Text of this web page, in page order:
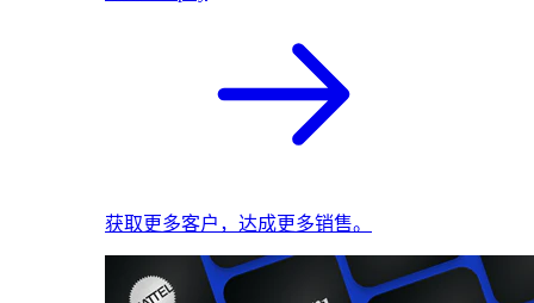
获取更多客户，达成更多销售。